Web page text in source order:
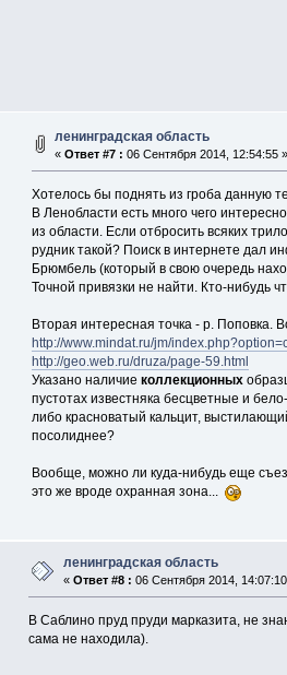
ленинградская область
«Ответ #7 : 06 Сентября 2014, 12:54:55 »
Хотелось бы поднять из гроба данную
В Ленобласти есть много чего
из области. Если отбросить всяких
рудник такой? Поиск в интернете дал
Брюмбель (который в свою очередь
Точной привязки не найти. Кто-нибудь
Вторая интересная точка - р. Поповка.
http://www.mindat.ru/jm/
http://geo.web.ru/druza/page-59.html
Указано наличие коллекционных
пустотах известняка бесцветные и
либо красноватый кальцит,
посолиднее?
Вообще, можно ли куда-нибудь еще
это же вроде охранная зона...
ленинградская область
«Ответ #8 : 06 Сентября 2014,
В Саблино пруд пруди марказита, не
сама не находила).